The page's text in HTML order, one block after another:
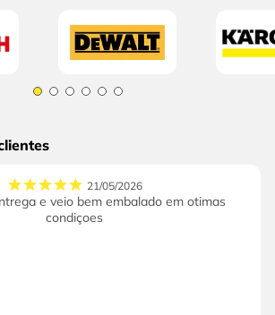
21/05/2026
e veio bem embalado em otimas
condiçoes